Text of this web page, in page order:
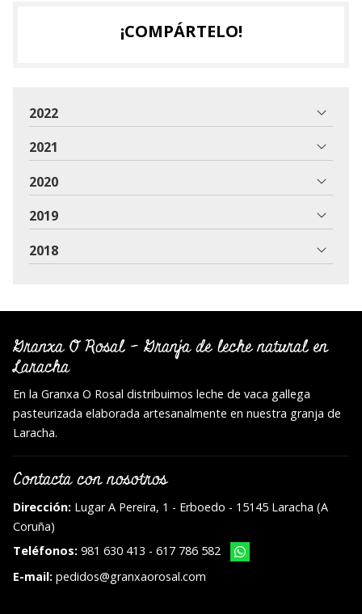
¡COMPÁRTELO!
2022
2021
2020
2019
2018
Granxa O Rosal - Granja de leche natural en
Laracha
En la Granxa O Rosal distribuimos leche de vaca gallega
pasteurizada elaborada artesanalmente en nuestra granja de
Laracha.
Contacta con nosotros
Dirección: Lugar A Pereira, 1 - Erboedo - 15145 Laracha (A
Coruña)
Teléfonos: 981 630 413 - 617 786 582
E-mail: pedidos@granxaorosal.com